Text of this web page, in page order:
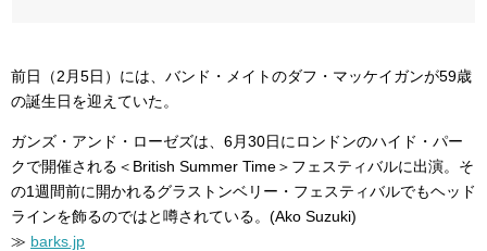
前日（2月5日）には、バンド・メイトのダフ・マッケイガンが59歳
の誕生日を迎えていた。
ガンズ・アンド・ローゼズは、6月30日にロンドンのハイド・パー
クで開催される＜British Summer Time＞フェスティバルに出演。そ
の1週間前に開かれるグラストンベリー・フェスティバルでもヘッド
ラインを飾るのではと噂されている。(Ako Suzuki)
≫ barks.jp